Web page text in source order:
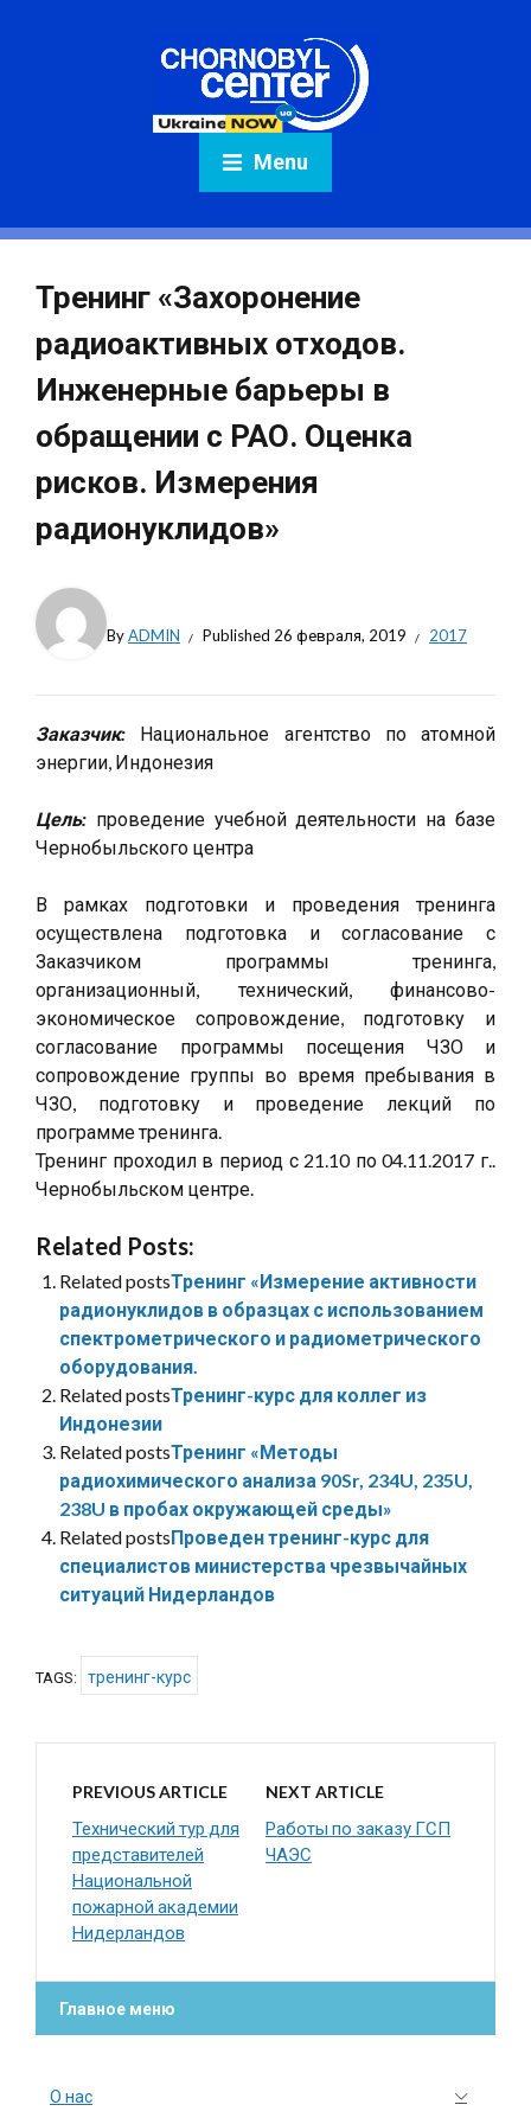
Menu
Тренинг «Захоронение
радиоактивных отходов.
Инженерные барьеры в
обращении с РАО. Оценка
рисков. Измерения
радионуклидов»
ByADMIN Published 26 февраля, 2019 2017
Заказчик: Национальное агентство по атомной
энергии, Индонезия
Цель: проведение учебной деятельности на базе
Чернобыльского центра
В рамках подготовки и проведения тренинга
осуществлена ​​подготовка и согласование с
Заказчиком программы тренинга,
организационный, технический, финансово-
экономическое сопровождение, подготовку и
согласование программы посещения ЧЗО и
сопровождение группы во время пребывания в
ЧЗО, подготовку и проведение лекций по
программе тренинга.
Тренинг проходил в период с 21.10 по 04.11.2017 г..
Чернобыльском центре.
Related Posts:
Related postsТренинг «Измерение активности
радионуклидов в образцах с использованием
спектрометрического и радиометрического
оборудования.
Related postsТренинг-курс для коллег из
Индонезии
Related postsТренинг «Методы
радиохимического анализа 90Sr, 234U, 235U,
238U в пробах окружающей среды»
Related postsПроведен тренинг-курс для
специалистов министерства чрезвычайных
ситуаций Нидерландов
TAGS: тренинг-курс
PREVIOUS ARTICLE
Технический тур для
представителей
Национальной
пожарной академии
Нидерландов
NEXT ARTICLE
Работы по заказу ГСП
ЧАЭС
Главное меню
О нас